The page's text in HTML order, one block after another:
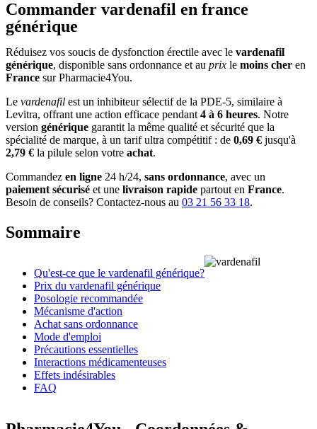
Commander vardenafil en france
générique
Réduisez vos soucis de dysfonction érectile avec le vardenafil
générique, disponible sans ordonnance et au prix le moins cher en
France sur Pharmacie4You.
Le vardenafil est un inhibiteur sélectif de la PDE-5, similaire à
Levitra, offrant une action efficace pendant 4 à 6 heures. Notre
version générique garantit la même qualité et sécurité que la
spécialité de marque, à un tarif ultra compétitif : de 0,69 € jusqu'à
2,79 € la pilule selon votre achat.
Commandez en ligne 24 h/24, sans ordonnance, avec un
paiement sécurisé et une livraison rapide partout en France.
Besoin de conseils? Contactez-nous au 03 21 56 33 18.
Sommaire
Qu'est-ce que le vardenafil générique?
Prix du vardenafil générique
Posologie recommandée
Mécanisme d'action
Achat sans ordonnance
Mode d'emploi
Précautions essentielles
Interactions médicamenteuses
Effets indésirables
FAQ